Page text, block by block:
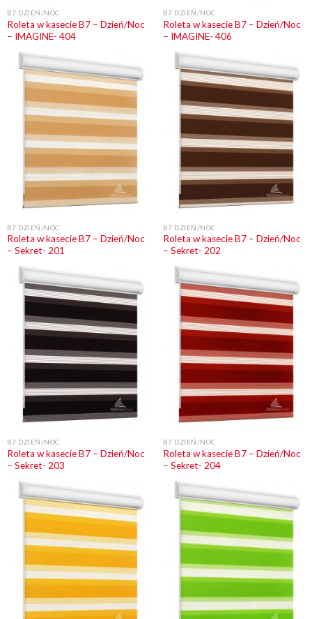
B7 DZIEŃ/NOC
Roleta w kasecie B7 – Dzień/Noc
– IMAGINE- 404
B7 DZIEŃ/NOC
Roleta w kasecie B7 – Dzień/Noc
– IMAGINE- 406
B7 DZIEŃ/NOC
Roleta w kasecie B7 – Dzień/Noc
– Sekret- 201
B7 DZIEŃ/NOC
Roleta w kasecie B7 – Dzień/Noc
– Sekret- 202
B7 DZIEŃ/NOC
Roleta w kasecie B7 – Dzień/Noc
– Sekret- 203
B7 DZIEŃ/NOC
Roleta w kasecie B7 – Dzień/Noc
– Sekret- 204